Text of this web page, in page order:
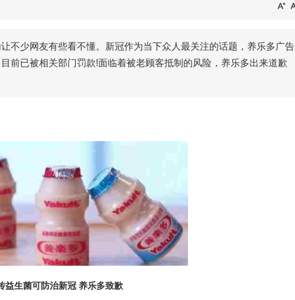
不少网友有些看不懂。新冠作为当下众人最关注的话题，养乐多广告
前已被相关部门罚款!面临着被老顾客抵制的风险，养乐多出来道歉
益生菌可防治新冠 养乐多致歉